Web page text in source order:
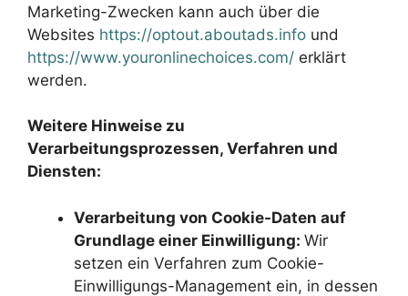
Marketing-Zwecken kann auch über die
Websites https://optout.aboutads.info und
https://www.youronlinechoices.com/ erklärt
werden.
Weitere Hinweise zu
Verarbeitungsprozessen, Verfahren und
Diensten:
Verarbeitung von Cookie-Daten auf
Grundlage einer Einwilligung: Wir
setzen ein Verfahren zum Cookie-
Einwilligungs-Management ein, in dessen